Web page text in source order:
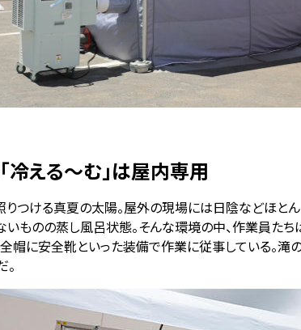
冷える～む」は屋内専用
りつける真夏の太陽。屋外の現場には日陰などほと
いものの蒸し風呂状態。そんな環境の中、作業員た
全帽に安全靴といった装備で作業に従事している。滝